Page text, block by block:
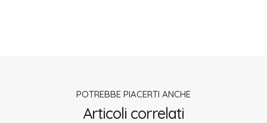
POTREBBE PIACERTI ANCHE
Articoli correlati